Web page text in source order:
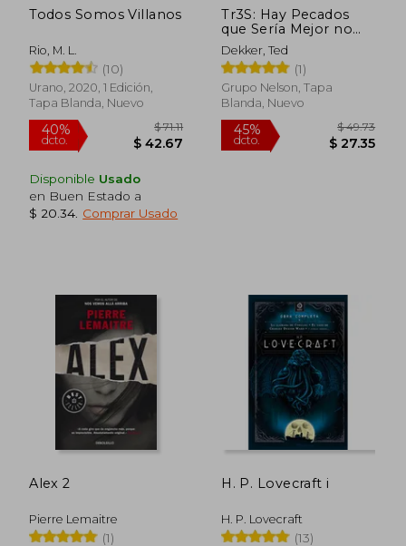
45%
dcto. $ 19.45
Todos Somos Villanos
Rio, M. L.
(10)
Urano, 2020, 1 Edición,
Tapa Blanda, Nuevo
Disponible Usado
en Buen Estado a
$ 20.34 Comprar Usado
Tr3S: Hay Pecados
que Sería Mejor no
Descubrir
Dekker, Ted
(1)
Grupo Nelson, Tapa
Blanda, Nuevo
Alex 2
Pierre Lemaitre
(1)
H. P. Lovecraft i
H. P. Lovecraft
(13)